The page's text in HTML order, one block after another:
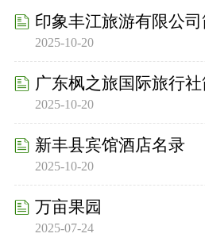
印象丰江旅游有限公
2025-10-20
广东枫之旅国际旅行
2025-10-20
新丰县宾馆酒店名录
2025-10-20
万亩果园
2025-07-24